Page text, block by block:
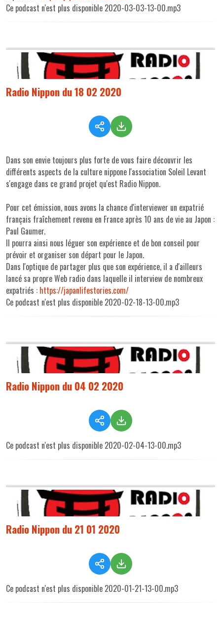
Ce podcast n'est plus disponible 2020-03-03-13-00.mp3
Radio Nippon du 18 02 2020
Dans son envie toujours plus forte de vous faire découvrir les
différents aspects de la culture nippone l'association Soleil Levant
s'engage dans ce grand projet qu'est Radio Nippon.
Pour cet émission, nous avons la chance d'interviewer un expatrié
français fraîchement revenu en France après 10 ans de vie au Japon :
Paul Gaumer.
Il pourra ainsi nous léguer son expérience et de bon conseil pour
prévoir et organiser son départ pour le Japon.
Dans l'optique de partager plus que son expérience, il a d'ailleurs
lancé sa propre Web radio dans laquelle il interview de nombreux
expatriés : https://japanlifestories.com/
Ce podcast n'est plus disponible 2020-02-18-13-00.mp3
Radio Nippon du 04 02 2020
Ce podcast n'est plus disponible 2020-02-04-13-00.mp3
Radio Nippon du 21 01 2020
Ce podcast n'est plus disponible 2020-01-21-13-00.mp3